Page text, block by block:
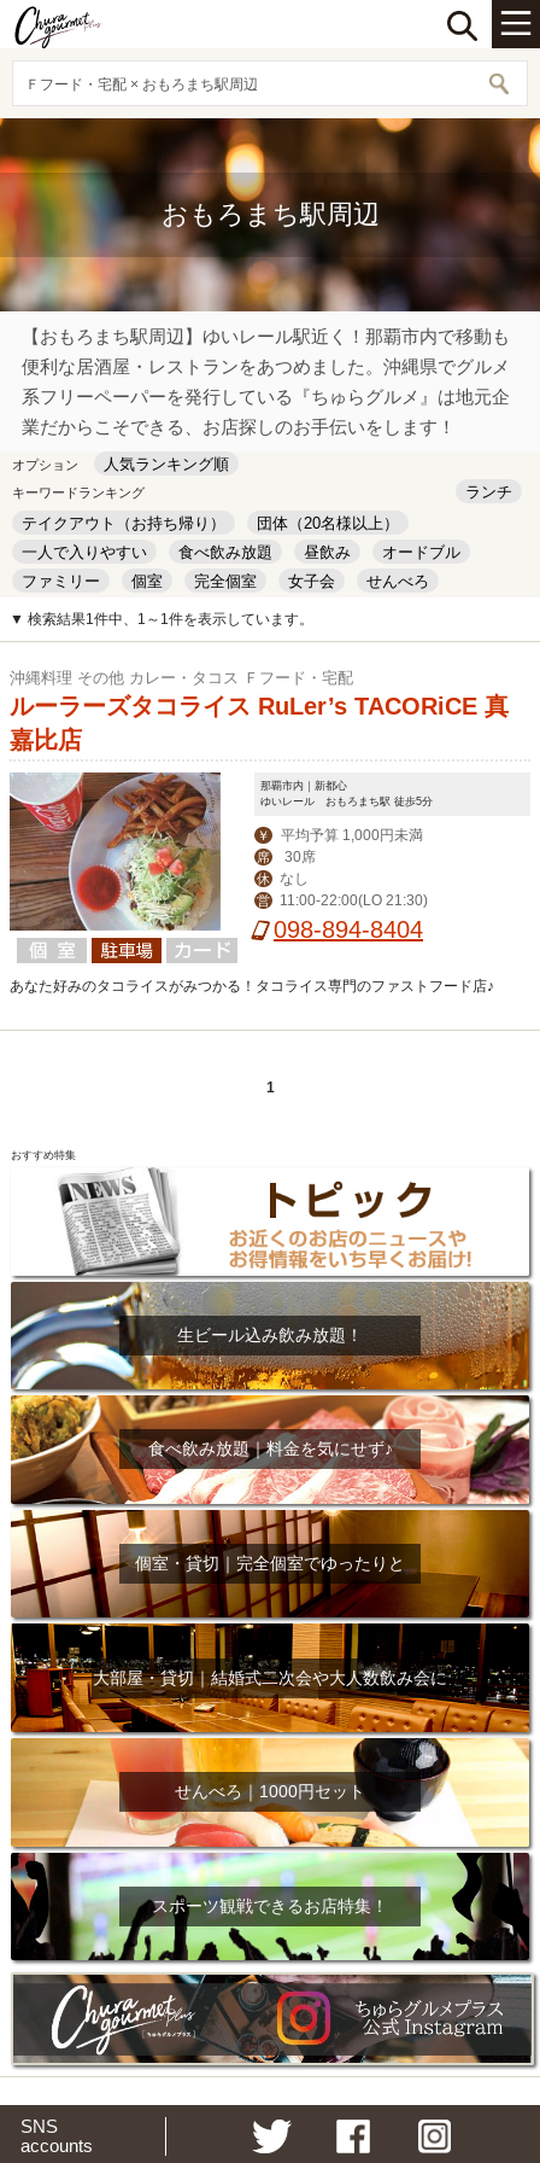
Ｆフード・宅配 × おもろまち駅周辺
おもろまち駅周辺
【おもろまち駅周辺】ゆいレール駅近く！那覇市内で移動も
便利な居酒屋・レストランをあつめました。沖縄県でグルメ
系フリーペーパーを発行している『ちゅらグルメ』は地元企
業だからこそできる、お店探しのお手伝いをします！
オプション 人気ランキング順
キーワードランキング
ランチ
テイクアウト（お持ち帰り）
団体（20名様以上）
一人で入りやすい
食べ飲み放題 昼飲み
オードブル
ファミリー
個室 完全個室 女子会
せんべろ
キッズルーム
安い デート
▼ 検索結果1件中、1～1件を表示しています。
沖縄料理 その他 カレー・タコス Ｆフード・宅配
ルーラーズタコライス RuLer’s TACORiCE 真
嘉比店
那覇市内｜新都心
ゆいレール おもろまち駅 徒歩5分
￥ 平均予算 1,000円未満
席 30席
休 なし
営 11:00-22:00(LO 21:30)
098-894-8404
あなた好みのタコライスがみつかる！タコライス専門のファストフード店♪
1
おすすめ特集
生ビール込み飲み放題！
食べ飲み放題｜料金を気にせず♪
個室・貸切｜完全個室でゆったりと
大部屋・貸切｜結婚式二次会や大人数飲み会に
せんべろ｜1000円セット
スポーツ観戦できるお店特集！
SNS
accounts